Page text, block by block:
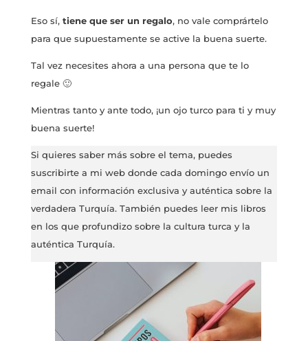
Eso sí, tiene que ser un regalo, no vale comprártelo
para que supuestamente se active la buena suerte.
Tal vez necesites ahora a una persona que te lo
regale 🙂
Mientras tanto y ante todo, ¡un ojo turco para ti y muy
buena suerte!
Si quieres saber más sobre el tema, puedes
suscribirte a mi web donde cada domingo envío un
email con información exclusiva y auténtica sobre la
verdadera Turquía. También puedes leer mis libros
en los que profundizo sobre la cultura turca y la
auténtica Turquía.